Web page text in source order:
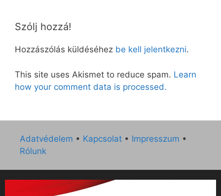
Szólj hozzá!
Hozzászólás küldéséhez be kell jelentkezni.
This site uses Akismet to reduce spam. Learn
how your comment data is processed.
Adatvédelem • Kapcsolat • Impresszum •
Rólunk